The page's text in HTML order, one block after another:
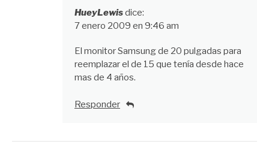
HueyLewisdice:
7 enero 2009 en 9:46 am
El monitor Samsung de 20 pulgadas para
reemplazar el de 15 que tenía desde hace
mas de 4 años.
Responder